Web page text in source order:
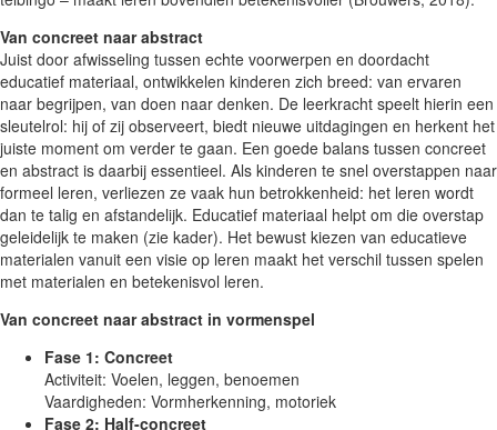
Van concreet naar abstract
Juist door afwisseling tussen echte voorwerpen en doordacht
educatief materiaal, ontwikkelen kinderen zich breed: van ervaren
naar begrijpen, van doen naar denken. De leerkracht speelt hierin een
sleutelrol: hij of zij observeert, biedt nieuwe uitdagingen en herkent het
juiste moment om verder te gaan. Een goede balans tussen concreet
en abstract is daarbij essentieel. Als kinderen te snel overstappen naar
formeel leren, verliezen ze vaak hun betrokkenheid: het leren wordt
dan te talig en afstandelijk. Educatief materiaal helpt om die overstap
geleidelijk te maken (zie kader). Het bewust kiezen van educatieve
materialen vanuit een visie op leren maakt het verschil tussen spelen
met materialen en betekenisvol leren.
Van concreet naar abstract in vormenspel
Fase 1: Concreet
Activiteit: Voelen, leggen, benoemen
Vaardigheden: Vormherkenning, motoriek
Fase 2: Half-concreet